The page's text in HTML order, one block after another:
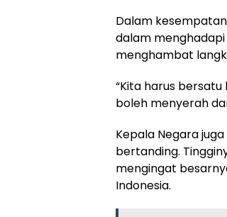
Dalam
dalam
menghambat
“Kita harus
boleh menyerah
Kepala Negara
bertanding.
mengingat
Indonesia.